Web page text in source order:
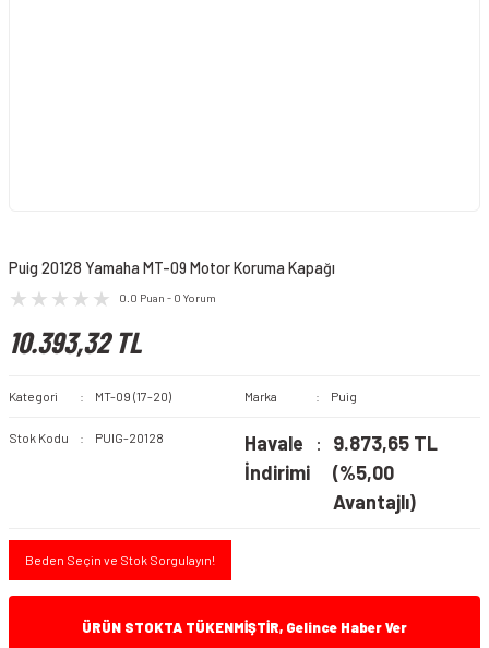
Puig 20128 Yamaha MT-09 Motor Koruma Kapağı
0.0 Puan - 0 Yorum
10.393,32 TL
Kategori MT-09 (17-20) Marka Puig
Stok Kodu PUIG-20128
Havale
İndirimi
9.873,65 TL
(%5,00
Avantajlı)
Beden Seçin ve Stok Sorgulayın!
ÜRÜN STOKTA TÜKENMİŞTİR, Gelince Haber Ver